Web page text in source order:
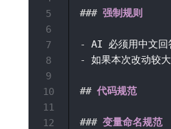
### 强制规则
-
-
如果本次改动较
## 代码规范
### 变量命名规范
5
6
7
8
9
10
11
12